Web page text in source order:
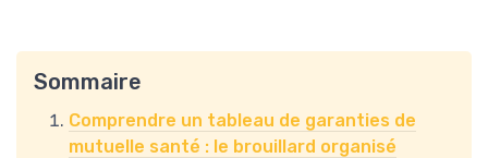
Sommaire
Comprendre un tableau de garanties de
mutuelle santé : le brouillard organisé